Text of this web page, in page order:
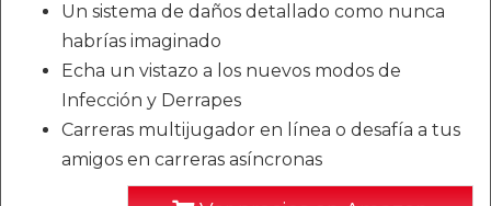
Un sistema de daños detallado como nunca
habrías imaginado
Echa un vistazo a los nuevos modos de
Infección y Derrapes
Carreras multijugador en línea o desafía a tus
amigos en carreras asíncronas